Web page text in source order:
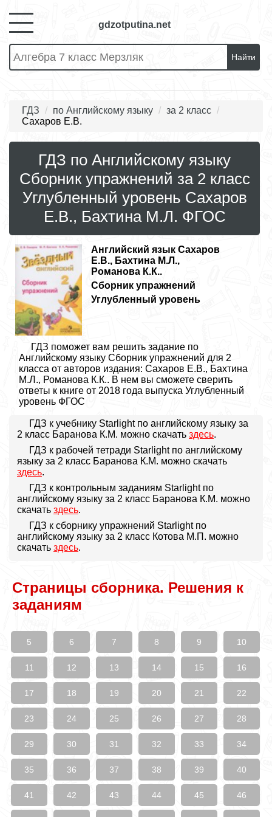
gdzotputina.net
Найти
ГДЗ по Английскому языку
за 2 класс
Сахаров Е.В.
ГДЗ по Английскому языку
Сборник упражнений за 2 класс
Углубленный уровень Сахаров
Е.В., Бахтина М.Л. ФГОС
Английский язык Сахаров
Е.В., Бахтина М.Л.,
Романова К.К..
Сборник упражнений
Углубленный уровень
ГДЗ поможет вам решить задание по
Английскому языку Сборник упражнений для 2
класса от авторов издания: Сахаров Е.В., Бахтина
М.Л., Романова К.К.. В нем вы сможете сверить
ответы к книге от 2018 года выпуска Углубленный
уровень ФГОС
ГДЗ к учебнику Starlight по английскому языку за
2 класс Баранова К.М. можно скачать здесь.
ГДЗ к рабочей тетради Starlight по английскому
языку за 2 класс Баранова К.М. можно скачать
здесь.
ГДЗ к контрольным заданиям Starlight по
английскому языку за 2 класс Баранова К.М. можно
скачать здесь.
ГДЗ к сборнику упражнений Starlight по
английскому языку за 2 класс Котова М.П. можно
скачать здесь.
Страницы сборника. Решения к
заданиям
5 6 7 8 9 10
11 12 13 14 15 16
17 18 19 20 21 22
23 24 25 26 27 28
29 30 31 32 33 34
35 36 37 38 39 40
41 42 43 44 45 46